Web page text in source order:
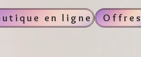
en ligne Offres